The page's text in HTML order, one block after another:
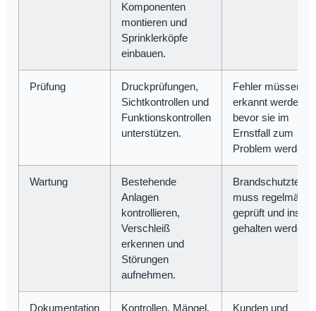
Komponenten
montieren und
Sprinklerköpfe
einbauen.
Prüfung
Druckprüfungen,
Sichtkontrollen und
Funktionskontrollen
unterstützen.
Fehler müssen
erkannt werden,
bevor sie im
Ernstfall zum
Problem werden.
Wartung
Bestehende
Anlagen
kontrollieren,
Verschleiß
erkennen und
Störungen
aufnehmen.
muss regelmäßig
geprüft und
gehalten werden.
Dokumentation Kontrollen, Mängel, Kunden und